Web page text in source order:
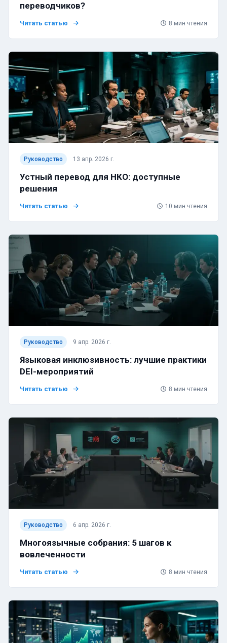
переводчиков?
Читать статью 8 мин чтения
Руководство 13 апр. 2026 г.
Устный перевод для НКО: доступные
решения
Читать статью 10 мин чтения
Руководство 9 апр. 2026 г.
Языковая инклюзивность: лучшие практики
DEI-мероприятий
Читать статью 8 мин чтения
Руководство 6 апр. 2026 г.
Многоязычные собрания: 5 шагов к
вовлеченности
Читать статью 8 мин чтения